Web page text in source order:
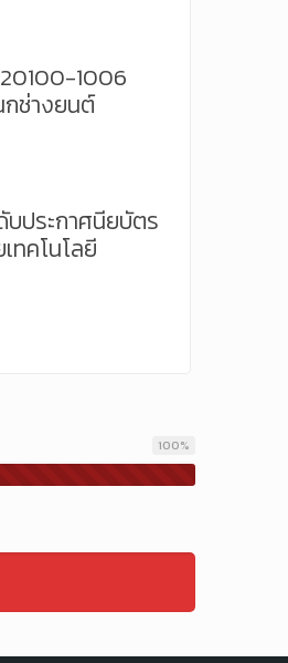
1006
กช่างยนต์
บประกาศนียบัตร
ทคโนโลยี
100%